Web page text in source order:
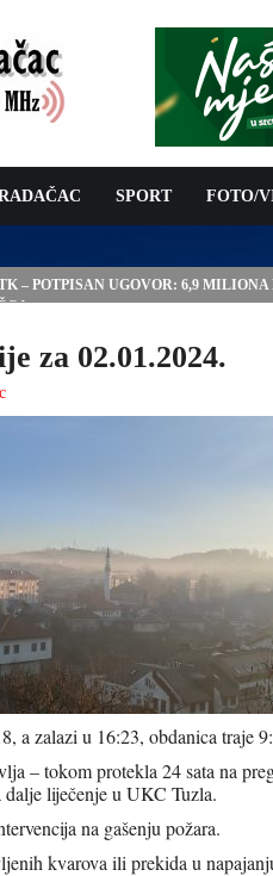
SPORT FOTO/
– POTPISAN UGOVOR: 6,9
za 02.01.2024.
a zalazi u 16:23, obdanica traje
– tokom protekla 24 sata na
dalje liječenje u UKC Tuzla.
na gašenju požara.
kvarova ili prekida u